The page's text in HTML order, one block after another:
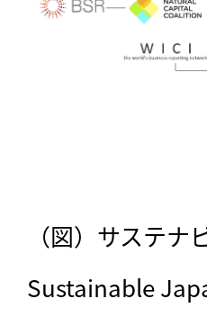
（図）サステ
Sustainable